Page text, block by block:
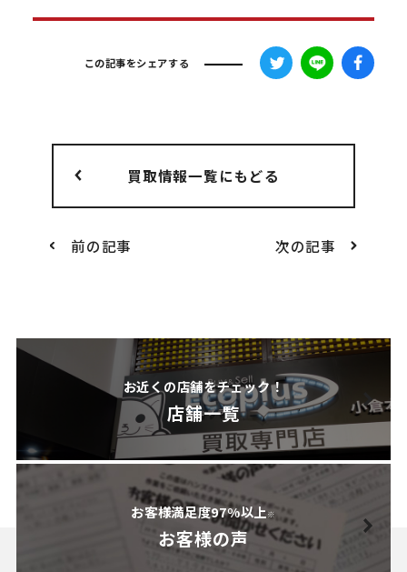
この記事をシェアする
前の記事
買取情報一覧にもどる
次の記事
お近くの店舗をチェック！
店舗一覧
お客様満足度97%以上※
お客様の声